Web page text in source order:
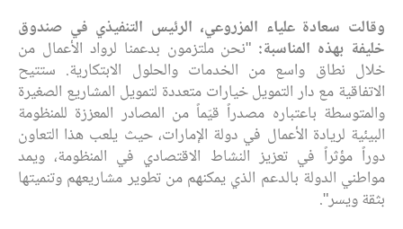
وقالت سعادة علياء المزروعي، الرئيس التنفيذي في صندوق
خليفة بهذه المناسبة: "نحن ملتزمون بدعمنا لرواد الأعمال من
خلال نطاق واسع من الخدمات والحلول الابتكارية. ستتيح
الاتفاقية مع دار التمويل خيارات متعددة لتمويل المشاريع الصغيرة
والمتوسطة باعتباره مصدراً قيّماً من المصادر المعززة للمنظومة
البيئية لريادة الأعمال في دولة الإمارات، حيث يلعب هذا التعاون
دوراً مؤثراً في تعزيز النشاط الاقتصادي في المنظومة، ويمد
مواطني الدولة بالدعم الذي يمكنهم من تطوير مشاريعهم وتنميتها
بثقة ويسر".